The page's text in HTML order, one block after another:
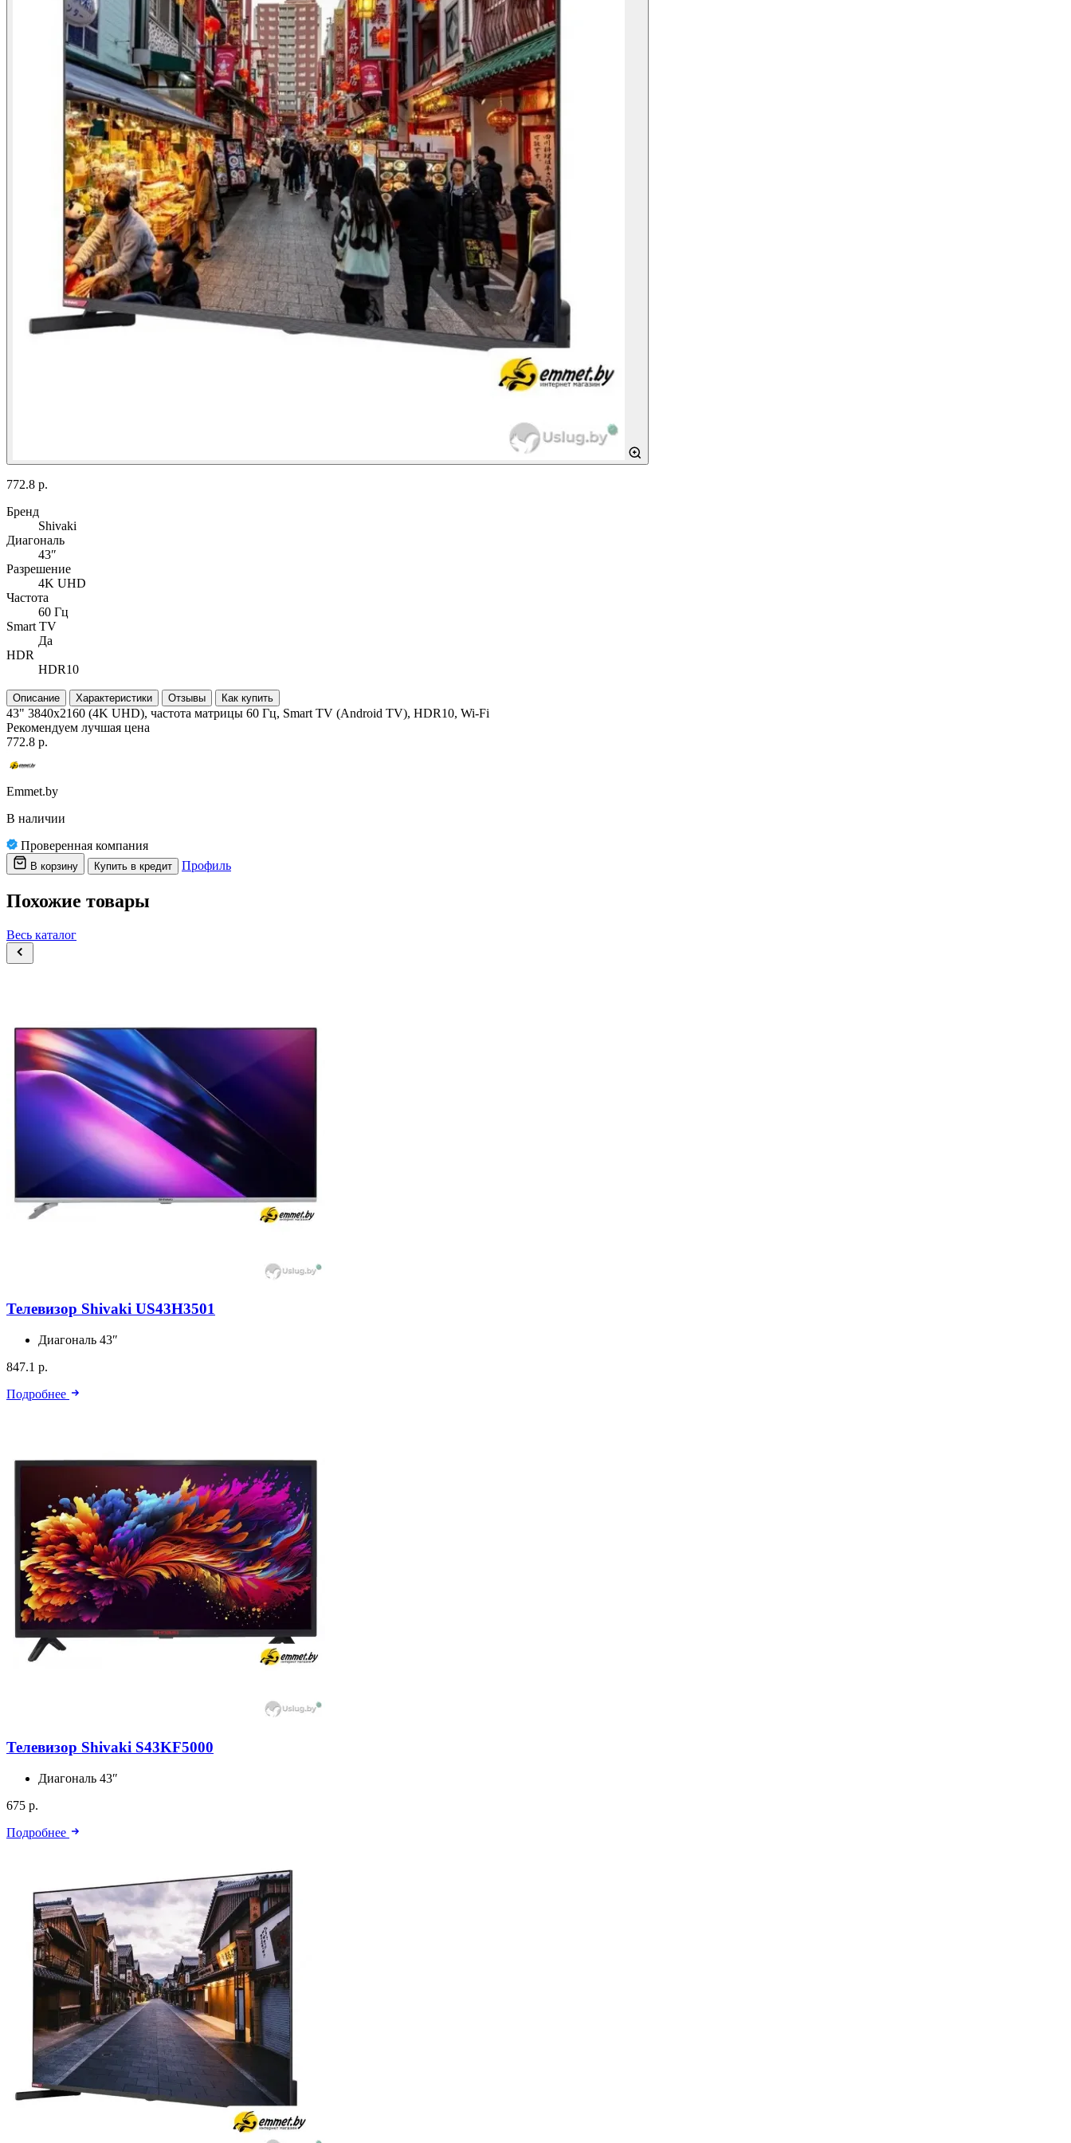
772.8 р.
Бренд
Shivaki
Диагональ
43″
Разрешение
4K UHD
Частота
60 Гц
Smart TV
Да
HDR
HDR10
Описание Характеристики Отзывы Как купить
43" 3840x2160 (4K UHD), частота матрицы 60 Гц, Smart TV (Android TV), HDR10, Wi-Fi
Рекомендуем лучшая цена
772.8 р.
Emmet.by
В наличии
Проверенная компания
В корзину Купить в кредит Профиль
Похожие товары
Весь каталог
Телевизор Shivaki US43H3501
Диагональ 43″
847.1 р.
Подробнее
Телевизор Shivaki S43KF5000
Диагональ 43″
675 р.
Подробнее